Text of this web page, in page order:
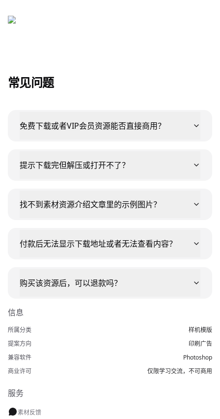
常见问题
免费下载或者VIP会员资源能否直接商用？
提示下载完但解压或打开不了？
找不到素材资源介绍文章里的示例图片？
付款后无法显示下载地址或者无法查看内容？
购买该资源后，可以退款吗？
信息
所属分类
样机模版
提案方向
印刷广告
兼容软件
Photoshop
商业许可
仅限学习交流，不可商用
服务
素材反馈